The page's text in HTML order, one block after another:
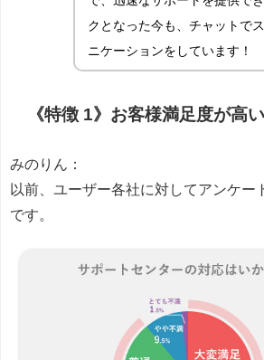
クとなった今も、チャットで
ニケーションをしています！
《特徴 1》お客様満足度が高い
みのりん：
以前、ユーザー各社に対してアンケー
です。